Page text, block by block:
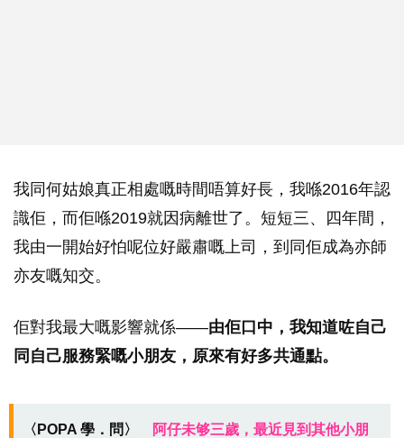
我同何姑娘真正相處嘅時間唔算好長，我喺2016年認
識佢，而佢喺2019就因病離世了。短短三、四年間，
我由一開始好怕呢位好嚴肅嘅上司，到同佢成為亦師
亦友嘅知交。
佢對我最大嘅影響就係——由佢口中，我知道咗自己
同自己服務緊嘅小朋友，原來有好多共通點。
〈POPA 學．問〉
阿仔未够三歲，最近見到其他小朋